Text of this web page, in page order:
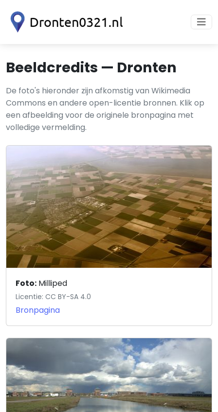
Beeldcredits — Dronten
De foto's hieronder zijn afkomstig van Wikimedia
Commons en andere open-licentie bronnen. Klik op
een afbeelding voor de originele bronpagina met
volledige vermelding.
Foto: Milliped
Licentie: CC BY-SA 4.0
Bronpagina